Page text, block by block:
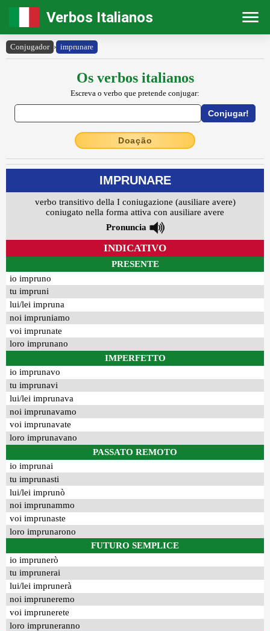
Verbos Italianos
Conjugador › imprunare
Os verbos italianos
Escreva o verbo que pretende conjugar:
Doação
IMPRUNARE
verbo transitivo della I coniugazione (ausiliare avere)
coniugato nella forma attiva con ausiliare avere
Pronuncia
INDICATIVO
PRESENTE
io impruno
tu impruni
lui/lei impruna
noi impruniamo
voi imprunate
loro imprunano
IMPERFETTO
io imprunavo
tu imprunavi
lui/lei imprunava
noi imprunavamo
voi imprunavate
loro imprunavano
PASSATO REMOTO
io imprunai
tu imprunasti
lui/lei imprunò
noi imprunammo
voi imprunaste
loro imprunarono
FUTURO SEMPLICE
io imprunerò
tu imprunerai
lui/lei imprunerà
noi impruneremo
voi imprunerete
loro impruneranno